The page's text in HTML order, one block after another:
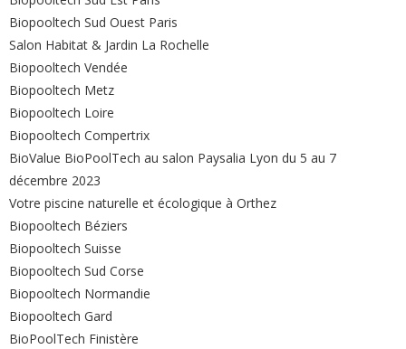
Biopooltech Sud Ouest Paris
Salon Habitat & Jardin La Rochelle
Biopooltech Vendée
Biopooltech Metz
Biopooltech Loire
Biopooltech Compertrix
BioValue BioPoolTech au salon Paysalia Lyon du 5 au 7
décembre 2023
Votre piscine naturelle et écologique à Orthez
Biopooltech Béziers
Biopooltech Suisse
Biopooltech Sud Corse
Biopooltech Normandie
Biopooltech Gard
BioPoolTech Finistère